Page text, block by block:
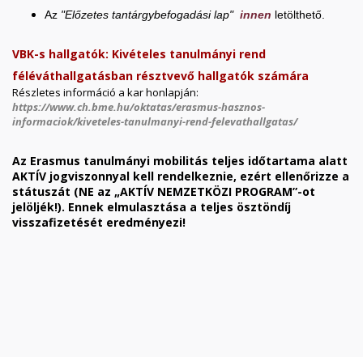
Az "Előzetes tantárgybefogadási lap" innen letölthető.
VBK-s hallgatók: Kivételes tanulmányi rend
féléváthallgatásban résztvevő hallgatók számára
Részletes információ a kar honlapján:
https://www.ch.bme.hu/oktatas/erasmus-hasznos-
informaciok/kiveteles-tanulmanyi-rend-felevathallgatas/
Az Erasmus tanulmányi mobilitás teljes időtartama alatt
AKTÍV jogviszonnyal kell rendelkeznie, ezért ellenőrizze a
státuszát (NE az „AKTÍV NEMZETKÖZI PROGRAM”-ot
jelöljék!). Ennek elmulasztása a teljes ösztöndíj
visszafizetését eredményezi!